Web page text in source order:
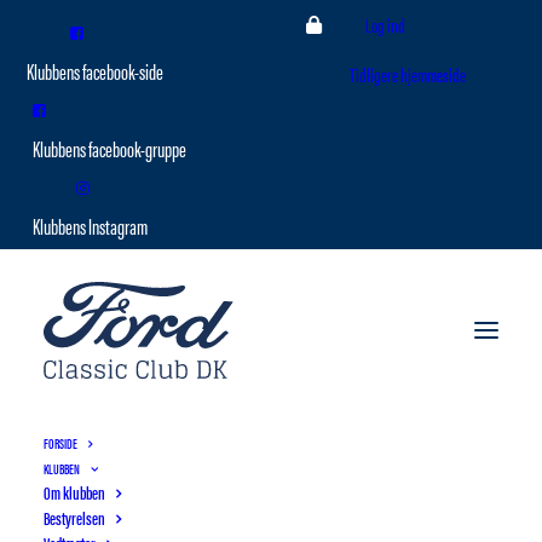
Log ind
Tidligere hjemmeside
FORSIDE
KLUBBEN
Om klubben
Bestyrelsen